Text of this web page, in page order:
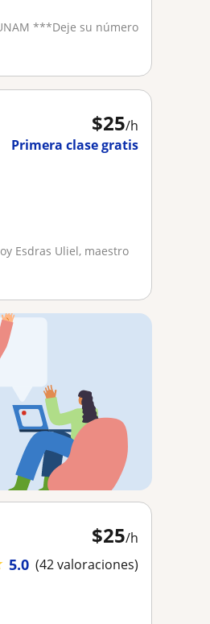
***Deje su número
$25/h
Primera clase gratis
Esdras Uliel, maestro
$25/h
5.0 (42 valoraciones)